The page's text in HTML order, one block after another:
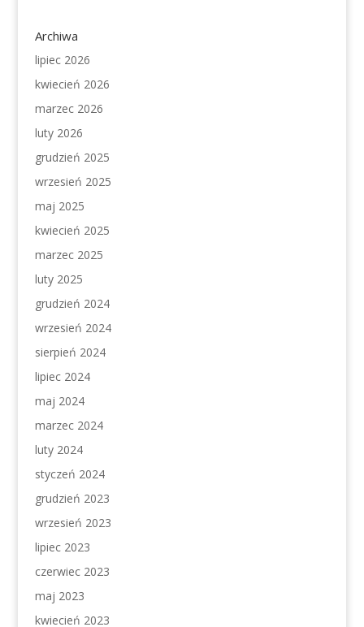
Archiwa
lipiec 2026
kwiecień 2026
marzec 2026
luty 2026
grudzień 2025
wrzesień 2025
maj 2025
kwiecień 2025
marzec 2025
luty 2025
grudzień 2024
wrzesień 2024
sierpień 2024
lipiec 2024
maj 2024
marzec 2024
luty 2024
styczeń 2024
grudzień 2023
wrzesień 2023
lipiec 2023
czerwiec 2023
maj 2023
kwiecień 2023